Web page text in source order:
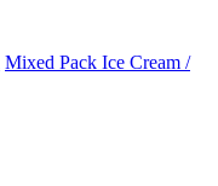
Mixed Pack Ice Cream /